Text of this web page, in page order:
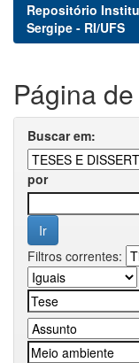
Repositório
Sergipe - RI/UFS
Página
Buscar em:
por
Filtros correntes: